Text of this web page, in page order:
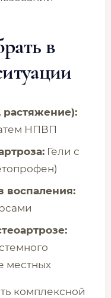
в
растяжение):
НПВП
Гели с
воспаления:
местных
комплексной